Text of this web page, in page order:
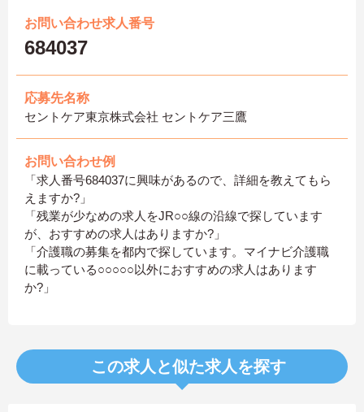
お問い合わせ求人番号
684037
応募先名称
セントケア東京株式会社 セントケア三鷹
お問い合わせ例
「求人番号684037に興味があるので、詳細を教えてもら
えますか?」
「残業が少なめの求人をJR○○線の沿線で探しています
が、おすすめの求人はありますか?」
「介護職の募集を都内で探しています。マイナビ介護職
に載っている○○○○○以外におすすめの求人はあります
か?」
この求人と似た求人を探す